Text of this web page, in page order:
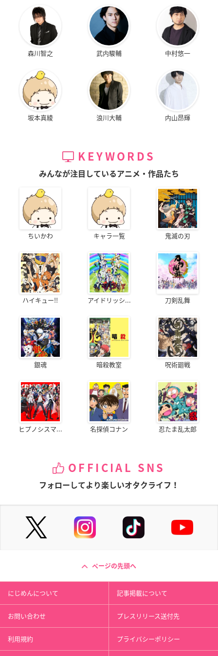
森川智之 武内駿輔 中村悠一
坂本真綾 浪川大輔 内山昂輝
KEYWORDS
みんなが注目しているアニメ・作品たち
ちいかわ キャラ一覧 鬼滅の刃
ハイキュー!! アイドリッシ... 刀剣乱舞
銀魂 暗殺教室 呪術廻戦
ヒプノシスマ... 名探偵コナン 忍たま乱太郎
OFFICIAL SNS
フォローしてより楽しいオタクライフ！
ページの先頭へ
にじめんについて 記事掲載について
お問い合わせ プレスリリース送付先
利用規約 プライバシーポリシー